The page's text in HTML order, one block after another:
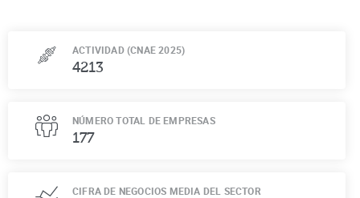
ACTIVIDAD (CNAE 2025)
4213
NÚMERO TOTAL DE EMPRESAS
177
CIFRA DE NEGOCIOS MEDIA DEL SECTOR